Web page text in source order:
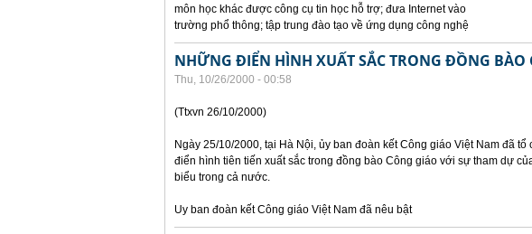
môn học khác được công cụ tin học hỗ trợ; đưa Internet vào
trường phổ thông; tập trung đào tạo về ứng dụng công nghệ
NHỮNG ĐIỂN HÌNH XUẤT SẮC TRONG ĐỒNG BÀO
Thu, 10/26/2000 - 00:58
(Ttxvn 26/10/2000)
Ngày 25/10/2000, tại Hà Nội, ủy ban đoàn kết Công giáo Việt Nam đã
điển hình tiên tiến xuất sắc trong đồng bào Công giáo với sự tham dự
biểu trong cả nước.
Uy ban đoàn kết Công giáo Việt Nam đã nêu bật